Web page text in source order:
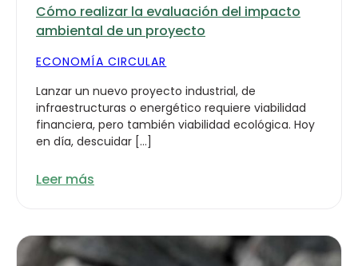
Cómo realizar la evaluación del impacto
ambiental de un proyecto
ECONOMÍA CIRCULAR
Lanzar un nuevo proyecto industrial, de
infraestructuras o energético requiere viabilidad
financiera, pero también viabilidad ecológica. Hoy
en día, descuidar […]
Leer más